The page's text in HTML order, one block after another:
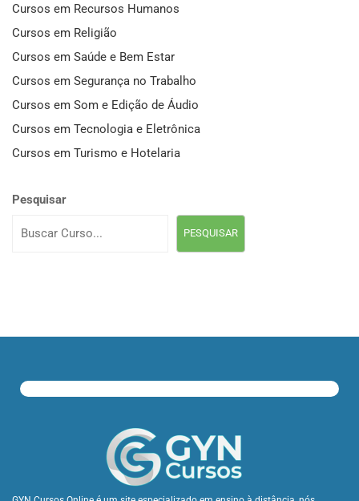
Cursos em Recursos Humanos
Cursos em Religião
Cursos em Saúde e Bem Estar
Cursos em Segurança no Trabalho
Cursos em Som e Edição de Áudio
Cursos em Tecnologia e Eletrônica
Cursos em Turismo e Hotelaria
Pesquisar
PESQUISAR